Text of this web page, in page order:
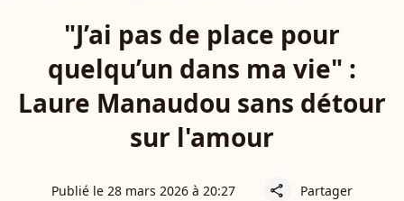
"J’ai pas de place pour
quelqu’un dans ma vie" :
Laure Manaudou sans détour
sur l'amour
Publié le 28 mars 2026 à 20:27 share Partager